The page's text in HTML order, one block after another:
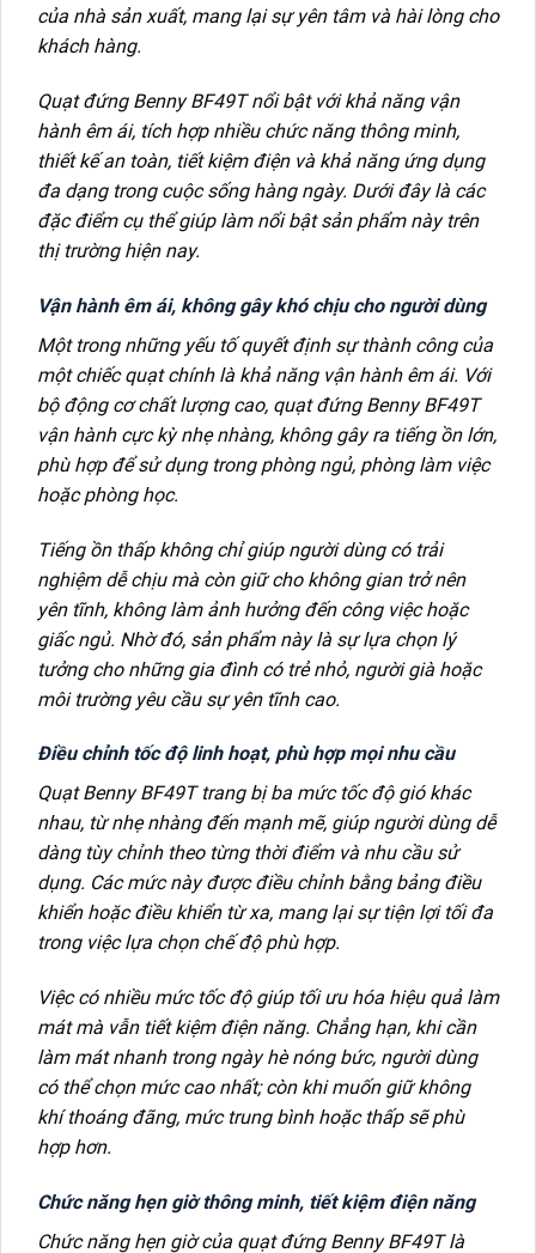
của nhà sản xuất, mang lại sự yên tâm và hài lòng cho
khách hàng.
Quạt đứng Benny BF49T nổi bật với khả năng vận
hành êm ái, tích hợp nhiều chức năng thông minh,
thiết kế an toàn, tiết kiệm điện và khả năng ứng dụng
đa dạng trong cuộc sống hàng ngày. Dưới đây là các
đặc điểm cụ thể giúp làm nổi bật sản phẩm này trên
thị trường hiện nay.
Vận hành êm ái, không gây khó chịu cho người dùng
Một trong những yếu tố quyết định sự thành công của
một chiếc quạt chính là khả năng vận hành êm ái. Với
bộ động cơ chất lượng cao, quạt đứng Benny BF49T
vận hành cực kỳ nhẹ nhàng, không gây ra tiếng ồn lớn,
phù hợp để sử dụng trong phòng ngủ, phòng làm việc
hoặc phòng học.
Tiếng ồn thấp không chỉ giúp người dùng có trải
nghiệm dễ chịu mà còn giữ cho không gian trở nên
yên tĩnh, không làm ảnh hưởng đến công việc hoặc
giấc ngủ. Nhờ đó, sản phẩm này là sự lựa chọn lý
tưởng cho những gia đình có trẻ nhỏ, người già hoặc
môi trường yêu cầu sự yên tĩnh cao.
Điều chỉnh tốc độ linh hoạt, phù hợp mọi nhu cầu
Quạt Benny BF49T trang bị ba mức tốc độ gió khác
nhau, từ nhẹ nhàng đến mạnh mẽ, giúp người dùng dễ
dàng tùy chỉnh theo từng thời điểm và nhu cầu sử
dụng. Các mức này được điều chỉnh bằng bảng điều
khiển hoặc điều khiển từ xa, mang lại sự tiện lợi tối đa
trong việc lựa chọn chế độ phù hợp.
Việc có nhiều mức tốc độ giúp tối ưu hóa hiệu quả làm
mát mà vẫn tiết kiệm điện năng. Chẳng hạn, khi cần
làm mát nhanh trong ngày hè nóng bức, người dùng
có thể chọn mức cao nhất; còn khi muốn giữ không
khí thoáng đãng, mức trung bình hoặc thấp sẽ phù
hợp hơn.
Chức năng hẹn giờ thông minh, tiết kiệm điện năng
Chức năng hẹn giờ của quạt đứng Benny BF49T là